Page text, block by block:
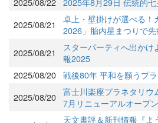
2025/08/21
卓上・壁掛けが選べる！
2026」胎内星まつりで
2025/08/21
スターパーティへ出か
報2025
2025/08/20 戦後80年 平和を願うプ
2025/08/20 富士川楽座プラネタリ
7月リニューアルオープン
天文書評＆新刊情報『よ